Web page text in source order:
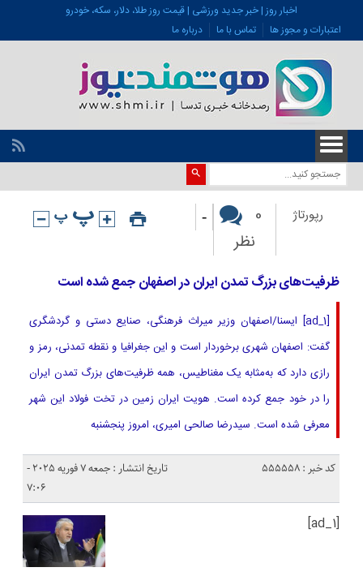
اخبار روز | خبر جدید ورزشی | قیمت روز طلا، دلار، سکه، خودرو
اعتبارات و مجوز ها
تماس با ما درباره ما
رپورتاژ
0
نظر
-
ظرفیت‌های بزرگ تمدن ایران در اصفهان جمع شده است
[ad_1] ایسنا/اصفهان وزیر میراث‌ فرهنگی، صنایع‌ دستی و گردشگری
گفت: اصفهان شهری برخوردار است و این جغرافیا و نقطه تمدنی، رمز و
رازی دارد که به‌مثابه یک مغناطیس، همه ظرفیت‌های بزرگ تمدن ایران
را در خود جمع کرده است. هویت ایران‌ زمین در تخت فولاد این شهر
معرفی شده است. سیدرضا صالحی امیری، امروز پنجشنبه
کد خبر : 555558
تاریخ انتشار : جمعه 7 فوریه 2025 -
7:06
[ad_1]